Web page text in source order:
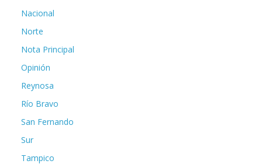
Nacional
Norte
Nota Principal
Opinión
Reynosa
Río Bravo
San Fernando
Sur
Tampico